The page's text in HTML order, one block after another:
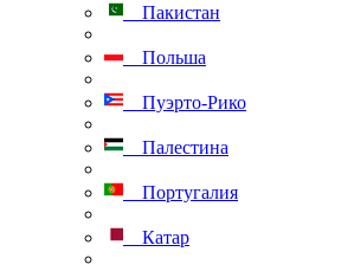
Пакистан
Польша
Пуэрто-Рико
Палестина
Португалия
Катар